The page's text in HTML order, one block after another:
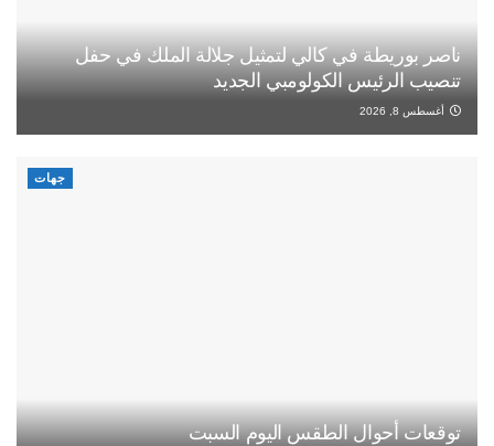
ناصر بوريطة في كالي لتمثيل جلالة الملك في حفل
تنصيب الرئيس الكولومبي الجديد
أغسطس 8, 2026
جهات
توقعات أحوال الطقس اليوم السبت